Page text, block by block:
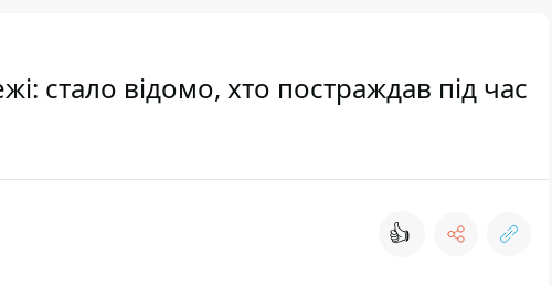
стало відомо, хто постраждав під час
👍